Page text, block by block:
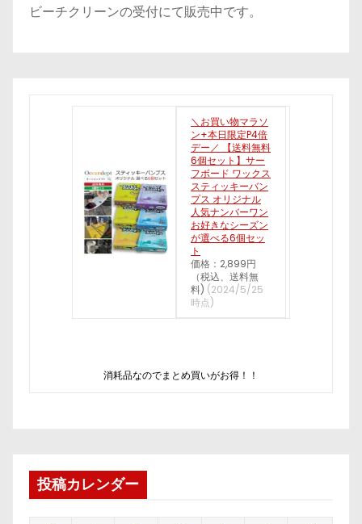
ビーチクリーンの受付にて販売中です。
＼お買い物マラソ
ン+本日限定P4倍
デー／ 【送料無料
6個セット】サー
フボード ワックス
スティッキーバン
プス オリジナル
人気ナンバーワン
お好きなシーズン
が選べる6個セッ
ト
価格：2,899円
（税込、送料無
料) (2024/5/25
時点)
消耗品なのでまとめ買いがお得！！
投稿カレンダー